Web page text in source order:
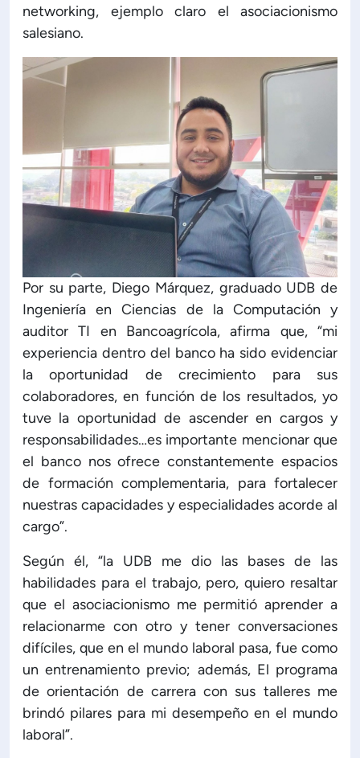
networking, ejemplo claro el asociacionismo
salesiano.
Por su parte, Diego Márquez, graduado UDB de
Ingeniería en Ciencias de la Computación y
auditor TI en Bancoagrícola, afirma que, “mi
experiencia dentro del banco ha sido evidenciar
la oportunidad de crecimiento para sus
colaboradores, en función de los resultados, yo
tuve la oportunidad de ascender en cargos y
responsabilidades…es importante mencionar que
el banco nos ofrece constantemente espacios
de formación complementaria, para fortalecer
nuestras capacidades y especialidades acorde al
cargo”.
Según él, “la UDB me dio las bases de las
habilidades para el trabajo, pero, quiero resaltar
que el asociacionismo me permitió aprender a
relacionarme con otro y tener conversaciones
difíciles, que en el mundo laboral pasa, fue como
un entrenamiento previo; además, El programa
de orientación de carrera con sus talleres me
brindó pilares para mi desempeño en el mundo
laboral”.